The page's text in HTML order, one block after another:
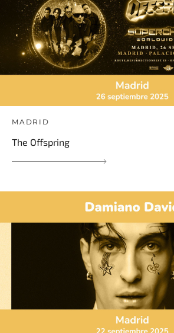
MADRID
The Offspring